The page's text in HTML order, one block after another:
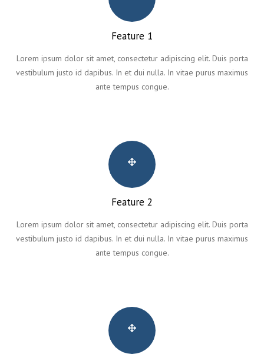
Feature 1
Lorem ipsum dolor sit amet, consectetur adipiscing elit. Duis porta
vestibulum justo id dapibus. In et dui nulla. In vitae purus maximus
ante tempus congue.
Feature 2
Lorem ipsum dolor sit amet, consectetur adipiscing elit. Duis porta
vestibulum justo id dapibus. In et dui nulla. In vitae purus maximus
ante tempus congue.